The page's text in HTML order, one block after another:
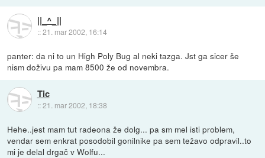
||_^_||
::21. mar 2002, 16:14
panter: da ni to un High Poly Bug al neki tazga. Jst ga sicer še
nism doživu pa mam 8500 že od novembra.
Tic
::21. mar 2002, 18:38
Hehe..jest mam tut radeona že dolg... pa sm mel isti problem,
vendar sem enkrat posodobil gonilnike pa sem težavo odpravil..to
mi je delal drgač v Wolfu...